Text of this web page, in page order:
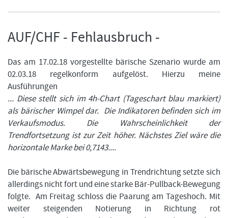
AUF/CHF - Fehlausbruch -
Das am 17.02.18 vorgestellte bärische Szenario wurde am
02.03.18 regelkonform aufgelöst. Hierzu meine
Ausführungen
... Diese stellt sich im 4h-Chart (Tageschart blau markiert)
als bärischer Wimpel dar. Die Indikatoren befinden sich im
Verkaufsmodus. Die Wahrscheinlichkeit der
Trendfortsetzung ist zur Zeit höher. Nächstes Ziel wäre die
horizontale Marke bei 0,7143....
Die bärische Abwärtsbewegung in Trendrichtung setzte sich
allerdings nicht fort und eine starke Bär-Pullback-Bewegung
folgte. Am Freitag schloss die Paarung am Tageshoch. Mit
weiter steigenden Notierung in Richtung rot